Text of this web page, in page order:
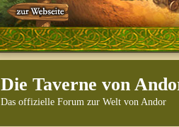
Die Taverne von
Das offizielle Forum zur Welt von Andor